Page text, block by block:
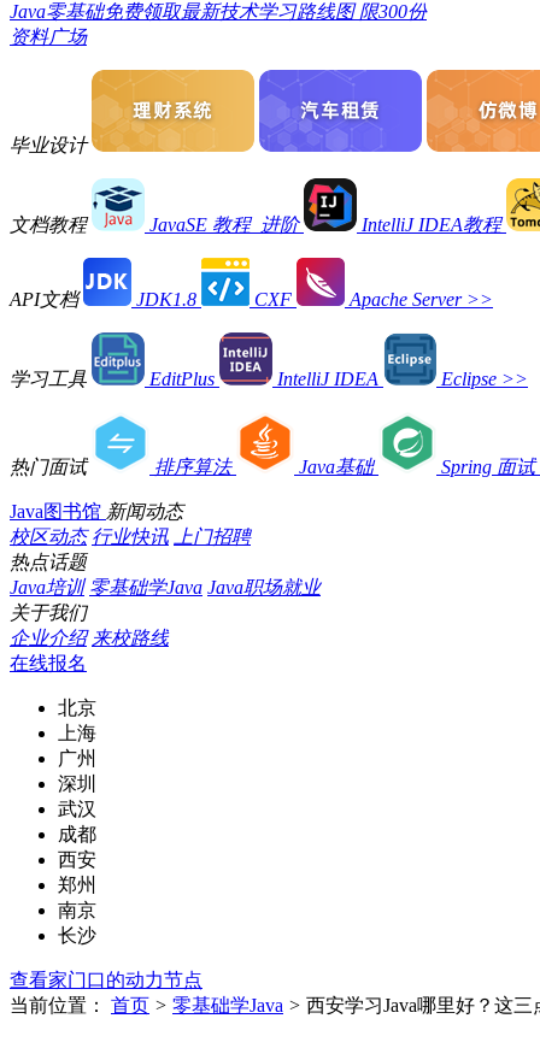
Java零基础免费领取最新技术学习路线图 限300份
资料广场
毕业设计
文档教程 JavaSE 教程_进阶 IntelliJ IDEA教程
API文档 JDK1.8 CXF Apache Server >>
学习工具 EditPlus IntelliJ IDEA Eclipse >>
热门面试 排序算法 Java基础 Spring 面试
Java图书馆 新闻动态
校区动态 行业快讯
上门招聘
热点话题
Java培训 零基础学Java Java职场就业
关于我们
企业介绍 来校路线
在线报名
北京
上海
广州
深圳
武汉
成都
西安
郑州
南京
长沙
查看家门口的动力节点
当前位置：
首页 > 零基础学Java > 西安学习Java哪里好？这